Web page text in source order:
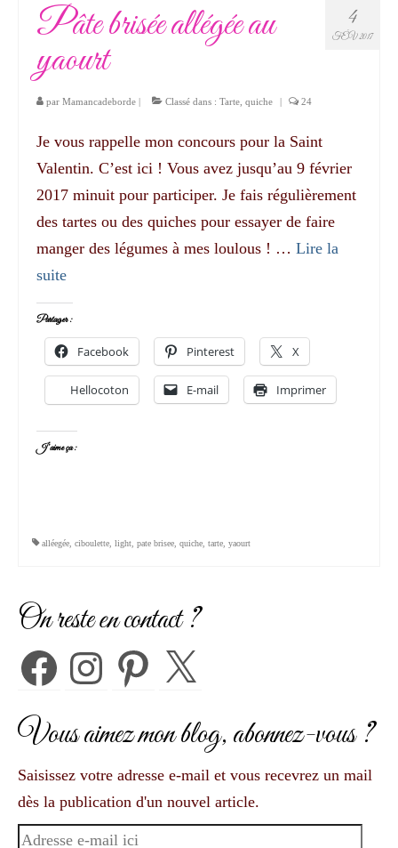
4
FÉV 2017
Pâte brisée allégée au
yaourt
par Mamancadeborde | Classé dans : Tarte, quiche | 24
Je vous rappelle mon concours pour la Saint
Valentin. C’est ici ! Vous avez jusqu’au 9 février
2017 minuit pour participer. Je fais régulièrement
des tartes ou des quiches pour essayer de faire
manger des légumes à mes loulous ! … Lire la
suite­­
Partager :
Facebook Pinterest X
Hellocoton E-mail Imprimer
J’aime ça :
alléegée ciboulette light pate brisee quiche tarte yaourt
On reste en contact ?
FacebookInstagramPinterest X
Vous aimez mon blog, abonnez-vous ?
Saisissez votre adresse e-mail et vous recevrez un mail
dès la publication d'un nouvel article.
Adresse